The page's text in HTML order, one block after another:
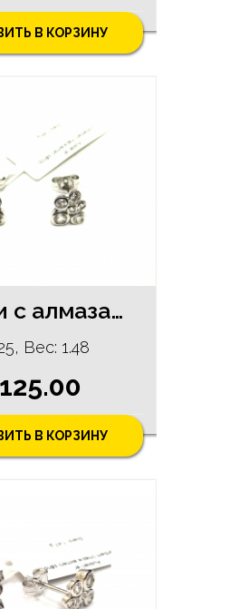
В КОРЗИНУ
Серьги с алмазами (0.02ct) 105/5755
Bес: 1.48
В КОРЗИНУ